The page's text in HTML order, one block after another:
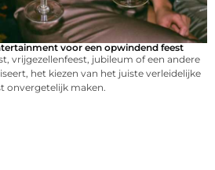
voor een opwindend feest
vrijgezellenfeest, jubileum of een andere
het kiezen van het juiste verleidelijke
onvergetelijk maken.